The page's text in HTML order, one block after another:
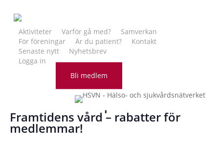
content
Aktiviteter Varför gå med?
Samverkan
För föreningar
Är du patient?
Kontakt
Senaste nytt
Nyhetsbrev
Logga in
Bli medlem
« Alla Evenemang
Träffa nätverket på mässan
Framtidens vård – rabatter för
medlemmar!